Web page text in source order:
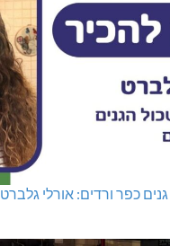
כפר ורדים: אורלי גלברט